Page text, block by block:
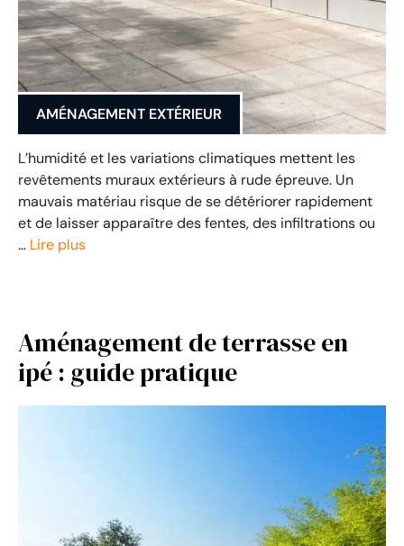
AMÉNAGEMENT EXTÉRIEUR
L’humidité et les variations climatiques mettent les
revêtements muraux extérieurs à rude épreuve. Un
mauvais matériau risque de se détériorer rapidement
et de laisser apparaître des fentes, des infiltrations ou
… Lire plus
Aménagement de terrasse en
ipé : guide pratique